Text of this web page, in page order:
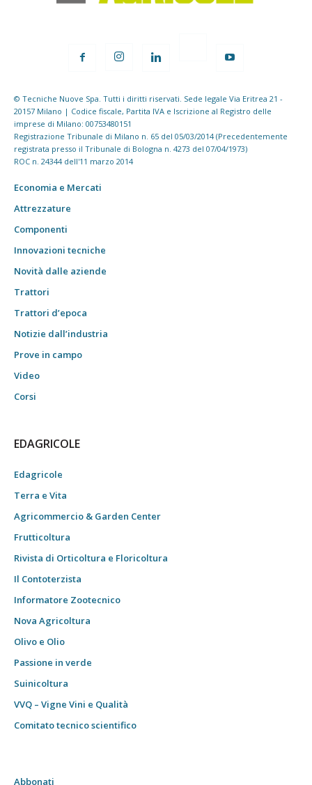
© Tecniche Nuove Spa. Tutti i diritti riservati. Sede legale Via Eritrea 21 -
20157 Milano | Codice fiscale, Partita IVA e Iscrizione al Registro delle
imprese di Milano: 00753480151
Registrazione Tribunale di Milano n. 65 del 05/03/2014 (Precedentemente
registrata presso il Tribunale di Bologna n. 4273 del 07/04/1973)
ROC n. 24344 dell'11 marzo 2014
Economia e Mercati
Attrezzature
Componenti
Innovazioni tecniche
Novità dalle aziende
Trattori
Trattori d’epoca
Notizie dall’industria
Prove in campo
Video
Corsi
EDAGRICOLE
Edagricole
Terra e Vita
Agricommercio & Garden Center
Frutticoltura
Rivista di Orticoltura e Floricoltura
Il Contoterzista
Informatore Zootecnico
Nova Agricoltura
Olivo e Olio
Passione in verde
Suinicoltura
VVQ – Vigne Vini e Qualità
Comitato tecnico scientifico
Abbonati